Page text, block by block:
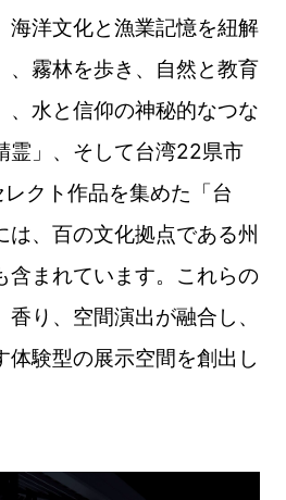
海洋文化と漁業記憶を紐解
、霧林を歩き、自然と教育
、水と信仰の神秘的なつな
霊」、そして台湾22県市
クト作品を集めた「台
は、百の文化拠点である州
含まれています。これらの
り、空間演出が融合し、
体験型の展示空間を創出し